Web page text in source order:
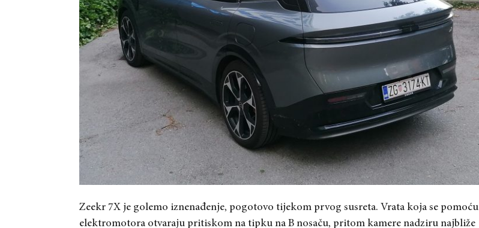
Zeekr 7X je golemo iznenađenje, pogotovo tijekom prvog susreta. Vrata koja se pomoću
elektromotora otvaraju pritiskom na tipku na B nosaču, pritom kamere nadziru najbliže